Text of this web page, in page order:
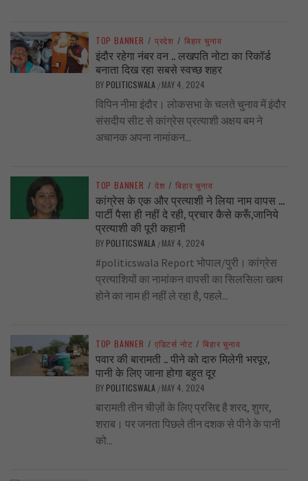
TOP BANNER / प्रदेश / बिहार चुनाव
इंदौर रहेगा नंबर वन .. लखपति नोटा का रिकॉर्ड
बनाता दिख रहा सबसे स्वच्छ शहर
BY POLITICSWALA / MAY 4, 2024
विपिन नीमा इंदौर। लोकसभा के चलते चुनाव में इंदौर
संसदीय सीट से कांग्रेस प्रत्याशी अक्षय बम ने
अचानक अपना नामांकन...
TOP BANNER / देश / बिहार चुनाव
कांग्रेस के एक और प्रत्याशी ने लिया नाम वापस …
पार्टी पैसा ही नहीं दे रही, प्रचार कैसे करूँ,जानिये
प्रत्याशी की पूरी कहानी
BY POLITICSWALA / MAY 4, 2024
#politicswala Report भोपाल/पुरी। कांग्रेस
प्रत्याशियों का नामांकन वापसी का सिलसिला खत्म
होने का नाम ही नहीं ले रहा है, पहले...
TOP BANNER / एडिटर्स नोट / बिहार चुनाव
पवार की बारामती .. पीने को दारु मिलेगी भरपूर,
पानी के लिए जाना होगा बहुत दूर
BY POLITICSWALA / MAY 4, 2024
बारामती तीन चीज़ों के लिए प्रसिद्द है शरद, शुगर,
शराब। पर जनता पिछले तीन दशक से पीने के पानी
को...